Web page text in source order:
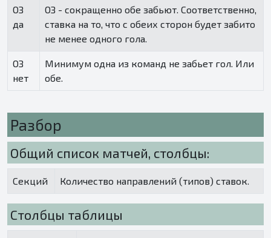
ОЗ
да
ОЗ - сокращенно обе забьют. Соответственно,
ставка на то, что с обеих сторон будет забито
не менее одного гола.
ОЗ
нет
Минимум одна из команд не забьет гол. Или
обе.
Разбор
Общий список матчей, столбцы:
Секций Количество направлений (типов) ставок.
Столбцы таблицы